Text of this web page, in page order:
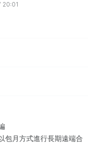
20:01
包月方式進行長期遠端合